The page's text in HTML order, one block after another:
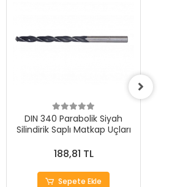
DIN 340 Parabolik Siyah
Silindirik Saplı Matkap Uçları
188,81 TL
Sepete Ekle